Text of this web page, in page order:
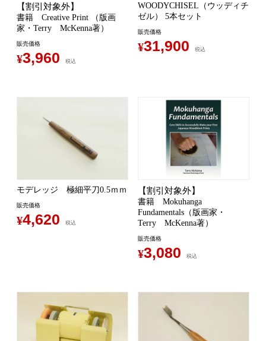
【割引対象外】
書籍 Creative Print （版画
家・Terry McKenna著）
販売価格
¥3,960 税込
WOODYCHISEL（ウッディチ
ゼル） 5本セット
販売価格
¥31,900 税込
モデレッジ 極細平刀0.5ｍｍ
販売価格
¥4,620 税込
【割引対象外】
書籍 Mokuhanga
Fundamentals（版画家・
Terry McKenna著）
販売価格
¥3,080 税込